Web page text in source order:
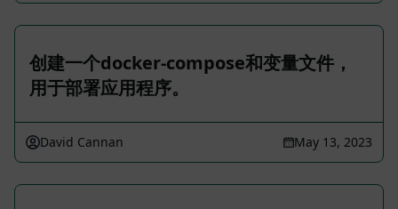
创建一个docker-compose和变量文件，
用于部署应用程序。
David Cannan May 13, 2023